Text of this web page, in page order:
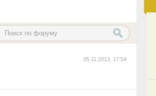
05.11.2013, 17:54